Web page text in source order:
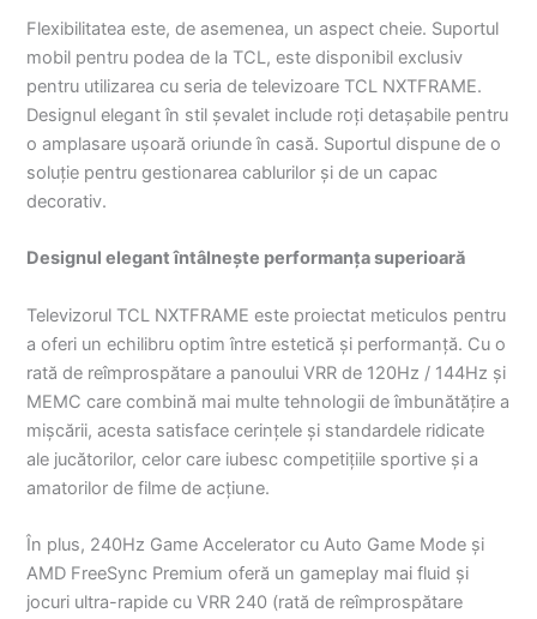
Flexibilitatea este, de asemenea, un aspect cheie. Suportul
mobil pentru podea de la TCL, este disponibil exclusiv
pentru utilizarea cu seria de televizoare TCL NXTFRAME.
Designul elegant în stil șevalet include roți detașabile pentru
o amplasare ușoară oriunde în casă. Suportul dispune de o
soluție pentru gestionarea cablurilor și de un capac
decorativ.
Designul elegant întâlnește performanța superioară
Televizorul TCL NXTFRAME este proiectat meticulos pentru
a oferi un echilibru optim între estetică și performanță. Cu o
rată de reîmprospătare a panoului VRR de 120Hz / 144Hz și
MEMC care combină mai multe tehnologii de îmbunătățire a
mișcării, acesta satisface cerințele și standardele ridicate
ale jucătorilor, celor care iubesc competițiile sportive și a
amatorilor de filme de acțiune.
În plus, 240Hz Game Accelerator cu Auto Game Mode și
AMD FreeSync Premium oferă un gameplay mai fluid și
jocuri ultra-rapide cu VRR 240 (rată de reîmprospătare